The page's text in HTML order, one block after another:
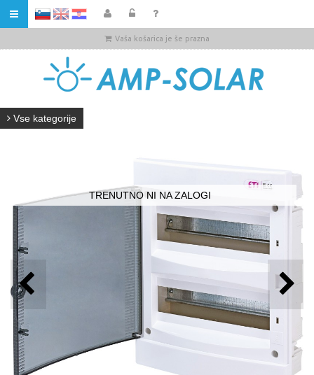
HR
Vaša košarica je še prazna
Vse kategorije
TRENUTNO NI NA ZALOGI